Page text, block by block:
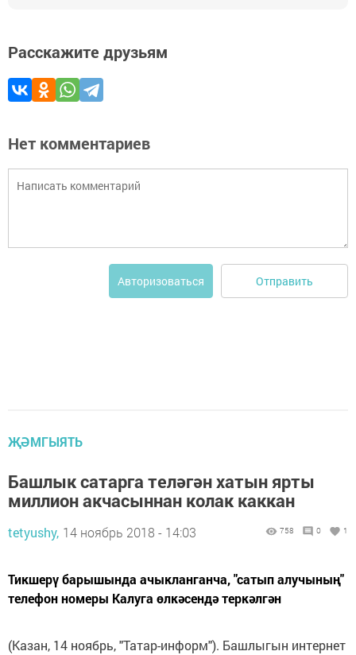
Расскажите друзьям
Нет комментариев
Авторизоваться Отправить
ҖӘМГЫЯТЬ
Башлык сатарга теләгән хатын ярты
миллион акчасыннан колак каккан
tetyushy, 14 ноябрь 2018 - 14:03 758 0 1
Тикшерү барышында ачыкланганча, "сатып алучының"
телефон номеры Калуга өлкәсендә теркәлгән
(Казан, 14 ноябрь, "Татар-информ"). Башлыгын интернет